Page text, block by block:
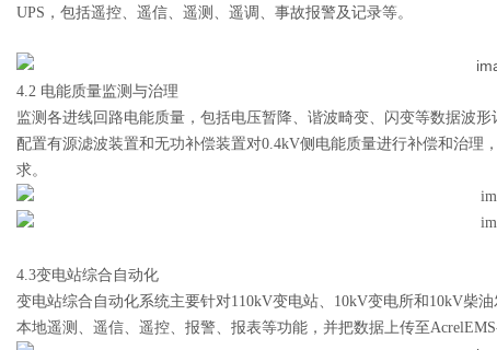
UPS，包括遥控、遥信、遥测、遥调、事故报警及记录等。
4.2 电能质量监测与治理
监测各进线回路电能质量，包括电压暂降、谐波畸变、闪变等数据波形
配置有源滤波装置和无功补偿装置对0.4kV侧电能质量进行补偿和治理
求。
4.3变电站综合自动化
变电站综合自动化系统主要针对110kV变电站、10kV变电所和10kV柴
本地遥测、遥信、遥控、报警、报表等功能，并把数据上传至